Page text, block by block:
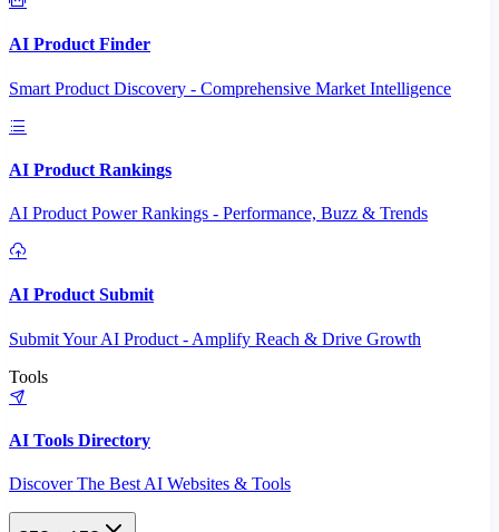
AI Product Finder
Smart Product Discovery - Comprehensive Market Intelligence
AI Product Rankings
AI Product Power Rankings - Performance, Buzz & Trends
AI Product Submit
Submit Your AI Product - Amplify Reach & Drive Growth
Tools
AI Tools Directory
Discover The Best AI Websites & Tools